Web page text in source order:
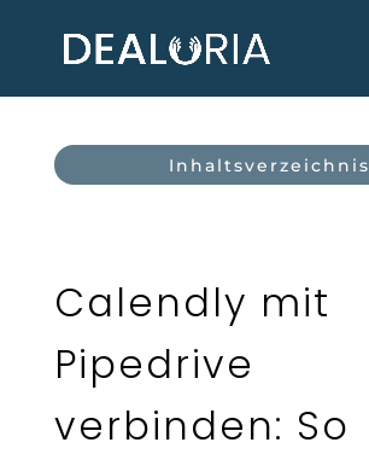
Inhaltsverzeichnis
Calendly mit
Pipedrive
verbinden: So